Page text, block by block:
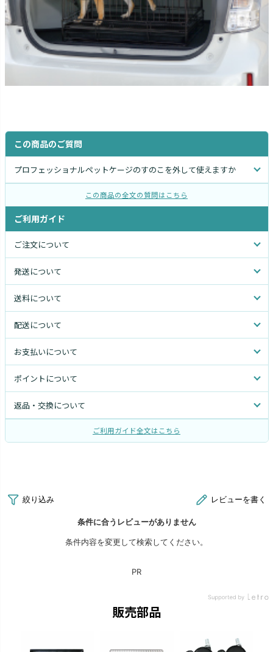
この商品のご質問
プロフェッショナルペットケージのすのこを外して使えますか
この商品の全文の質問はこちら
ご利用ガイド
ご注文について
発送について
送料について
配送について
お支払いについて
ポイントについて
返品・交換について
ご利用ガイド全文はこちら
販売部品